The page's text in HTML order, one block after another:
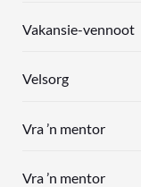
Vakansie-vennoot
Velsorg
Vra ’n mentor
Vra ’n mentor